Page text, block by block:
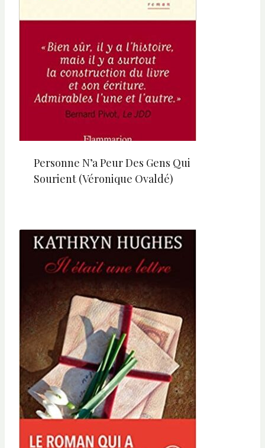
Personne N’a Peur Des Gens Qui
Sourient (Véronique Ovaldé)